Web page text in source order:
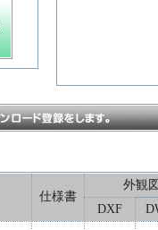
仕様書
外観
DXF